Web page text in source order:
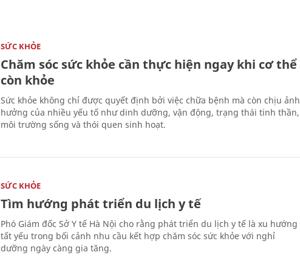
SỨC KHỎE
Chăm sóc sức khỏe cần thực hiện ngay khi cơ thể
còn khỏe
Sức khỏe không chỉ được quyết định bởi việc chữa bệnh mà còn chịu ảnh
hưởng của nhiều yếu tố như dinh dưỡng, vận động, trạng thái tinh thần,
môi trường sống và thói quen sinh hoạt.
SỨC KHỎE
Tìm hướng phát triển du lịch y tế
Phó Giám đốc Sở Y tế Hà Nội cho rằng phát triển du lịch y tế là xu hướng
tất yếu trong bối cảnh nhu cầu kết hợp chăm sóc sức khỏe với nghỉ
dưỡng ngày càng gia tăng.